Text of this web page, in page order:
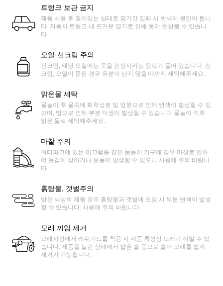
트렁크 보관 금지
제품 사용 후 젖어있는 상태로 장기간 밀폐 시 변색에 원인이 됩니
다. 자동차 트렁크 내 뜨거운 열기로 인해 옷이 손상될 수 있습니
다.
오일·선크림 주의
선크림, 태닝 오일에는 옷을 손상시키는 원료가 들어 있습니다. 선
크림, 오일이 묻은 경우 유분이 남지 않을 때까지 세탁해주세요.
맑은물 세탁
물놀이 후 물속에 화학성분 및 염분으로 인해 변색이 발생할 수 있
으며, 땀으로 인해 부분 탁생이 발생할 수 있습니다.물놀이 직후
맑은 물로 세탁해주세요.
마찰 주의
워터파크에 있는 미끄럼틀 같은 물놀이 기구에 경우 마찰로 인하
여 옷감이 상하거나 보풀이 발생할 수 있으니 사용에 주의 바랍니
다.
흙탕물, 갯벌주의
밝은 색상의 제품 경우 흙탕물과 갯벌에 오염 시 부분 변색이 발생
할 수 있습니다. 사용에 주의 바랍니다.
모래 끼임 제거
모래사장에서 래쉬가드를 착용 시 제품 특성상 모래가 끼일 수 있
습니다. 제품을 늘린 상태에서 얇은 솔 등으로 쓸어 모래를 쉽게
제거가 가능합니다.